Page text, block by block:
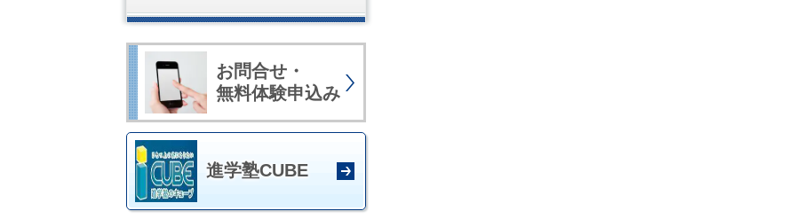
お問合せ・
無料体験申込み
進学塾CUBE